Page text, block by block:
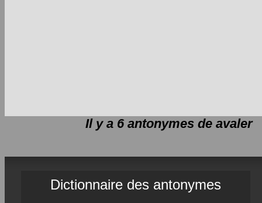
Il y a 6 antonymes de avaler
Dictionnaire des antonymes